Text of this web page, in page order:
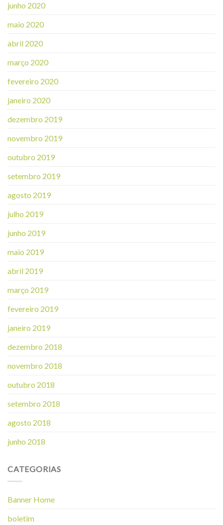
junho 2020
maio 2020
abril 2020
março 2020
fevereiro 2020
janeiro 2020
dezembro 2019
novembro 2019
outubro 2019
setembro 2019
agosto 2019
julho 2019
junho 2019
maio 2019
abril 2019
março 2019
fevereiro 2019
janeiro 2019
dezembro 2018
novembro 2018
outubro 2018
setembro 2018
agosto 2018
junho 2018
CATEGORIAS
Banner Home
boletim